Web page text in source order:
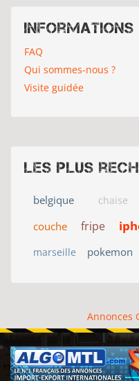
Informations
FAQ
Qui sommes-nous ?
Visite guidée
Les plus
belgique chaise
couche
fripe
marseille pokemon
Annonces